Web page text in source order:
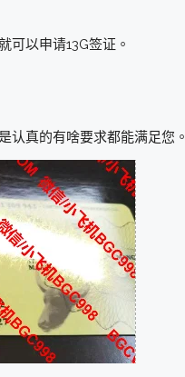
可以申请13G签证。
认真的有啥要求都能满足您。